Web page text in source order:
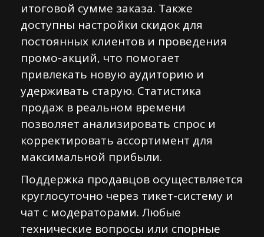
итоговой сумме заказа. Также
доступны настройки скидок для
постоянных клиентов и проведения
промо-акций, что помогает
привлекать новую аудиторию и
удерживать старую. Статистика
продаж в реальном времени
позволяет анализировать спрос и
корректировать ассортимент для
максимальной прибыли.
Поддержка продавцов осуществляется
круглосуточно через тикет-систему и
чат с модераторами. Любые
технические вопросы или спорные